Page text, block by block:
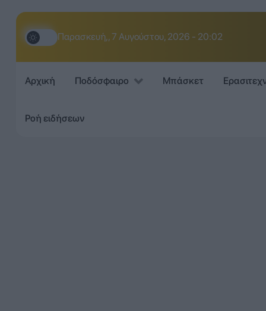
Παρασκευή,, 7 Αυγούστου, 2026 - 20:02
Αρχική Ποδόσφαιρο Μπάσκετ
Ροή ειδήσεων